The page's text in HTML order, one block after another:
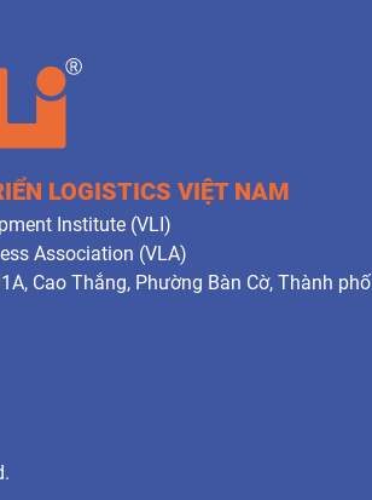
LOGISTICS VIỆT NAM
Institute (VLI)
Association (VLA)
Cao Thắng, Phường Bàn Cờ, Thành phố